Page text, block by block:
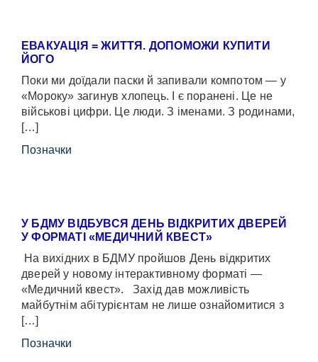
ЕВАКУАЦІЯ = ЖИТТЯ. ДОПОМОЖИ КУПИТИ
ЙОГО
Поки ми доїдали паски й запивали компотом — у
«Мороку» загинув хлопець. І є поранені. Це не
військові цифри. Це люди. З іменами. З родинами,
[…]
Позначки
У БДМУ ВІДБУВСЯ ДЕНЬ ВІДКРИТИХ ДВЕРЕЙ
У ФОРМАТІ «МЕДИЧНИЙ КВЕСТ»
На вихідних в БДМУ пройшов День відкритих
дверей у новому інтерактивному форматі —
«Медичний квест». Захід дав можливість
майбутнім абітурієнтам не лише ознайомитися з
[…]
Позначки